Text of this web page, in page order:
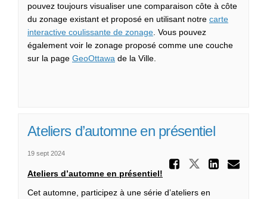
pouvez toujours visualiser une comparaison côte à côte
du zonage existant et proposé en utilisant notre carte
interactive coulissante de zonage(Liens externes)
. Vous pouvez
également voir le zonage proposé comme une couche
sur la page GeoOttawa (Liens externes)
de la Ville.
Ateliers d’automne en présentiel
19 sept 2024
Partager
Ateliers d’automne en présentiel!
Cet automne, participez à une série d’ateliers en